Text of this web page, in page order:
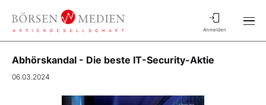
Anmelden
Abhörskandal - Die beste IT-Security-Aktie
06.03.2024